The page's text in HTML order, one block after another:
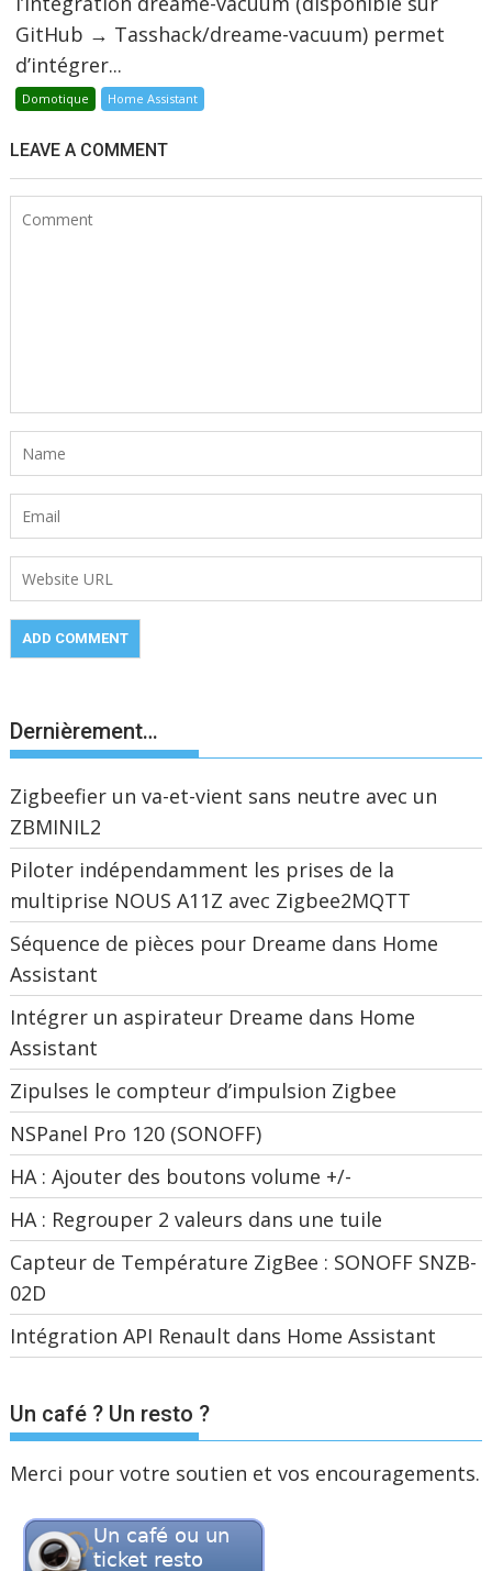
GitHub → Tasshack/dreame-vacuum) permet
d’intégrer...
Domotique Home Assistant
LEAVE A COMMENT
Dernièrement…
Zigbeefier un va-et-vient sans neutre avec un
ZBMINIL2
Piloter indépendamment les prises de la
multiprise NOUS A11Z avec Zigbee2MQTT
Séquence de pièces pour Dreame dans Home
Assistant
Intégrer un aspirateur Dreame dans Home
Assistant
Zipulses le compteur d’impulsion Zigbee
NSPanel Pro 120 (SONOFF)
HA : Ajouter des boutons volume +/-
HA : Regrouper 2 valeurs dans une tuile
Capteur de Température ZigBee : SONOFF SNZB-
02D
Intégration API Renault dans Home Assistant
Un café ? Un resto ?
Merci pour votre soutien et vos encouragements.